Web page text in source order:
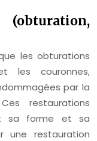
les obturations
les couronnes,
par la
restaurations
sa forme et sa
une restauration